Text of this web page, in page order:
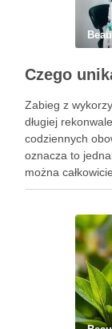
Zabieg z
długiej
codziennych
oznacza to
można
Pierwsze